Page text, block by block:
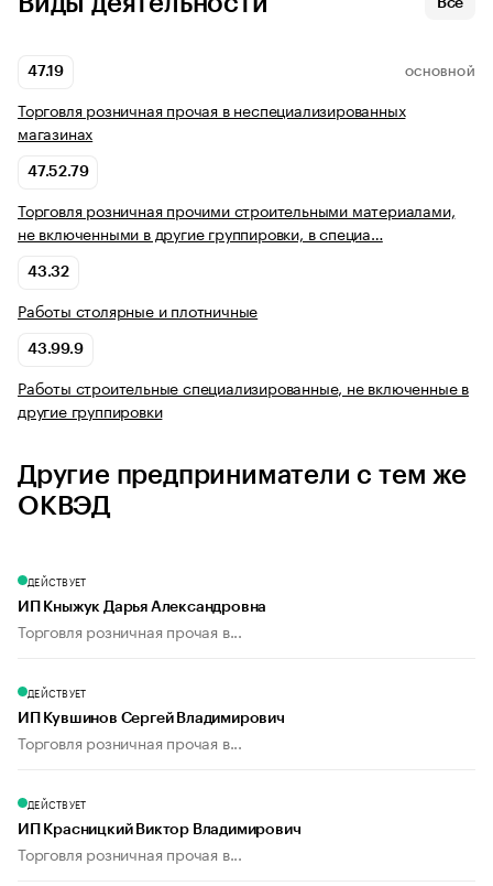
Все
47.19 ОСНОВНОЙ
Торговля розничная прочая в неспециализированных
магазинах
47.52.79
Торговля розничная прочими строительными материалами,
не включенными в другие группировки, в специа…
43.32
Работы столярные и плотничные
43.99.9
Работы строительные специализированные, не включенные в
другие группировки
Другие предприниматели с тем же
ОКВЭД
ДЕЙСТВУЕТ
ИП Кныжук Дарья Александровна
Торговля розничная прочая в...
ДЕЙСТВУЕТ
ИП Кувшинов Сергей Владимирович
Торговля розничная прочая в...
ДЕЙСТВУЕТ
ИП Красницкий Виктор Владимирович
Торговля розничная прочая в...